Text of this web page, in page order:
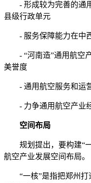
- 形成较为完善的通
县级行政单元
- 服务保障能力在中
- “河南造”通用航空
美誉度
- 通用航空服务和运
- 力争通用航空产业
空间布局
规划提出，要构建“
航空产业发展空间布局。
“一核”是指把郑州